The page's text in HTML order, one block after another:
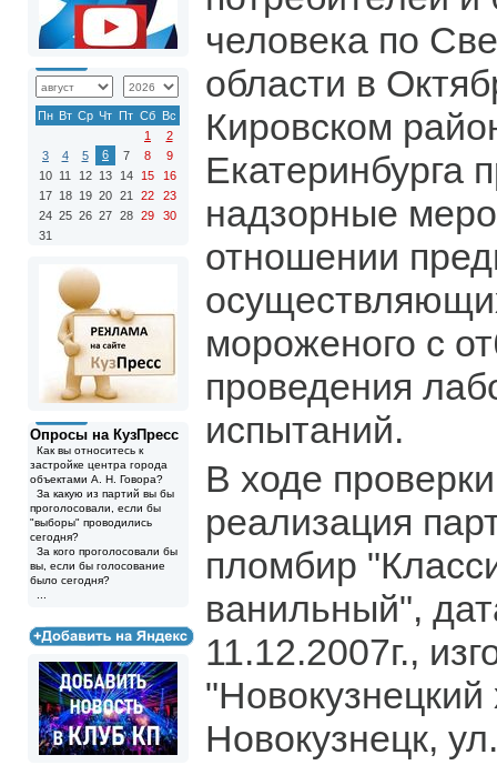
Пн Вт Ср Чт Пт Сб Вс
1
2
3
4 5 6 7 8
9
10 11 12 13 14 15
16
17 18 19 20 21 22
23
24 25 26 27 28 29
30
31
Опросы на КузПресс
Как вы относитесь к
застройке центра города
объектами А. Н. Говора?
За какую из партий вы бы
проголосовали, если бы
"выборы" проводились
сегодня?
За кого проголосовали бы
вы, если бы голосование
было сегодня?
человека по
области в
Кировском
Екатеринбурга
надзорные
отношении
мороженого с
проведения
испытаний.
В ходе
реализация
пломбир
ванильный",
11.12.2007г.,
"Новокузнецкий
Новокузнецк,